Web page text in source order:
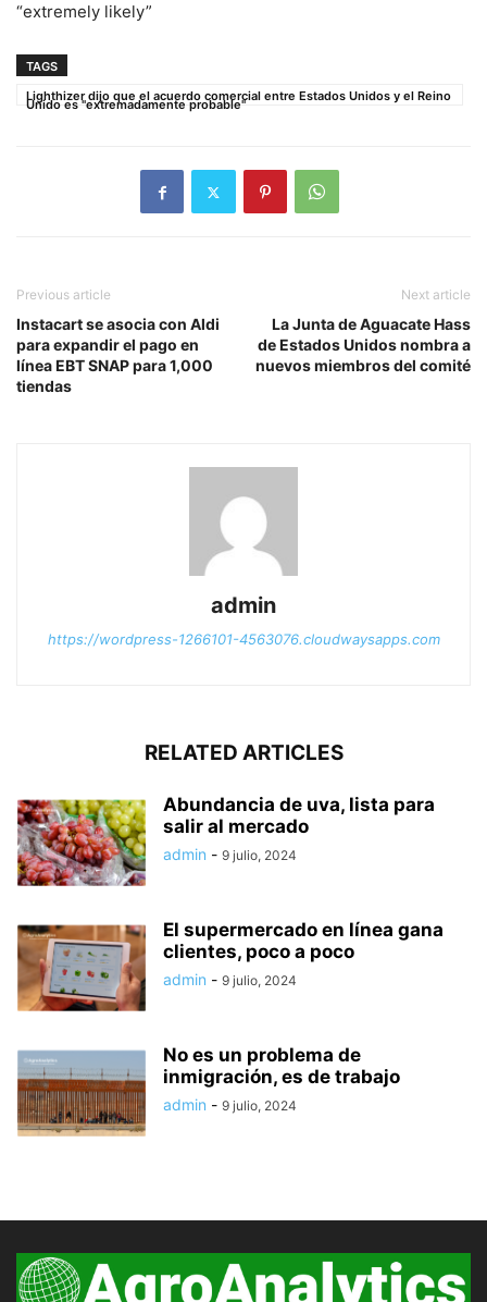
“extremely likely”
TAGS
Lighthizer dijo que el acuerdo comercial entre Estados Unidos y el Reino
Unido es "extremadamente probable"
Previous article
Instacart se asocia con Aldi
para expandir el pago en
línea EBT SNAP para 1,000
tiendas
Next article
La Junta de Aguacate Hass
de Estados Unidos nombra a
nuevos miembros del comité
admin
https://wordpress-1266101-4563076.cloudwaysapps.com
RELATED ARTICLES
Abundancia de uva, lista para
salir al mercado
admin - 9 julio, 2024
El supermercado en línea gana
clientes, poco a poco
admin - 9 julio, 2024
No es un problema de
inmigración, es de trabajo
admin - 9 julio, 2024